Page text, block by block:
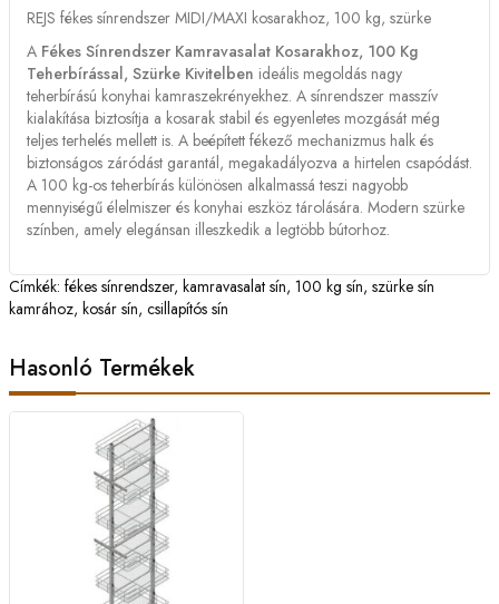
REJS fékes sínrendszer MIDI/MAXI kosarakhoz, 100 kg, szürke
A Fékes Sínrendszer Kamravasalat Kosarakhoz, 100 Kg
Teherbírással, Szürke Kivitelben ideális megoldás nagy
teherbírású konyhai kamraszekrényekhez. A sínrendszer masszív
kialakítása biztosítja a kosarak stabil és egyenletes mozgását még
teljes terhelés mellett is. A beépített fékező mechanizmus halk és
biztonságos záródást garantál, megakadályozva a hirtelen csapódást.
A 100 kg-os teherbírás különösen alkalmassá teszi nagyobb
mennyiségű élelmiszer és konyhai eszköz tárolására. Modern szürke
színben, amely elegánsan illeszkedik a legtöbb bútorhoz.
Címkék: fékes sínrendszer, kamravasalat sín, 100 kg sín, szürke sín
kamrához, kosár sín, csillapítós sín
Hasonló Termékek